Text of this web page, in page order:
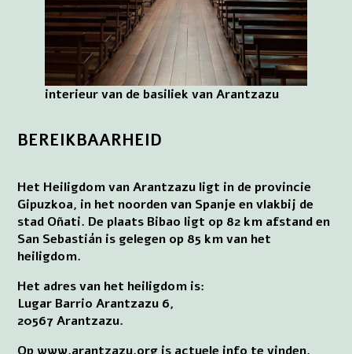
interieur van de basiliek van Arantzazu
BEREIKBAARHEID
Het Heiligdom van Arantzazu ligt in de provincie
Gipuzkoa, in het noorden van Spanje en vlakbij de
stad Oñati. De plaats Bibao ligt op 82 km afstand en
San Sebastián is gelegen op 85 km van het
heiligdom.
Het adres van het heiligdom is:
Lugar Barrio Arantzazu 6,
20567 Arantzazu.
Op www.arantzazu.org is actuele info te vinden.